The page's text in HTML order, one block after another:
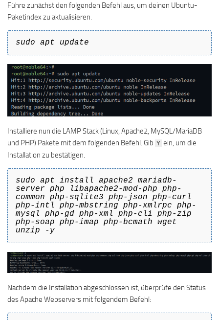
Führe zunächst den folgenden Befehl aus, um deinen Ubuntu-
Paketindex zu aktualisieren.
sudo apt update
Installiere nun die LAMP Stack (Linux, Apache2, MySQL/MariaDB
und PHP) Pakete mit dem folgenden Befehl. Gib Y ein, um die
Installation zu bestätigen.
sudo apt install apache2 mariadb-
server php libapache2-mod-php php-
common php-sqlite3 php-json php-curl
php-intl php-mbstring php-xmlrpc php-
mysql php-gd php-xml php-cli php-zip
php-soap php-imap php-bcmath wget
unzip -y
Nachdem die Installation abgeschlossen ist, überprüfe den Status
des Apache Webservers mit folgendem Befehl: